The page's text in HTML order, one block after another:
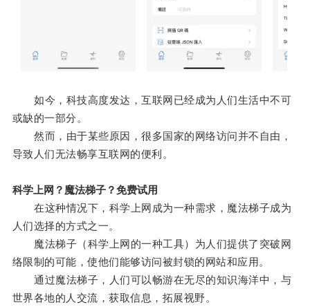
如今，科技高度发达，互联网已经成为人们生活中不可
或缺的一部分。
然而，由于某些原因，很多国家的网络访问并不自由，
导致人们无法畅享互联网的便利。
科学上网？魔法梯子？免费试用
在这种情况下，科学上网成为一种需求，魔法梯子成为
人们选择的方式之一。
魔法梯子（科学上网的一种工具）为人们提供了突破网
络限制的可能，使他们能够访问被封锁的网站和应用。
通过魔法梯子，人们可以畅游在无尽的知识海洋中，与
世界各地的人交流，获取信息，拓展视野。